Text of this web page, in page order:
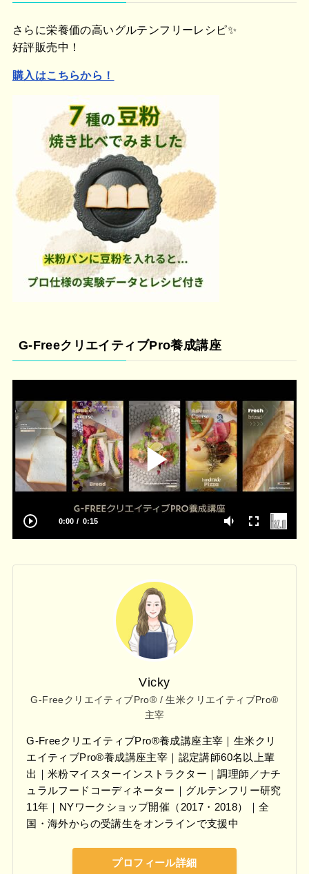
さらに栄養価の高いグルテンフリーレシピ✨
好評販売中！
購入はこちらから！
G-FreeクリエイティブPro養成講座
0:00 0:15
Vicky
G-FreeクリエイティブPro® / 生米クリエイティブPro®
主宰
G-FreeクリエイティブPro®養成講座主宰｜生米クリ
エイティブPro®養成講座主宰｜認定講師60名以上輩
出｜米粉マイスターインストラクター｜調理師／ナチ
ュラルフードコーディネーター｜グルテンフリー研究
11年｜NYワークショップ開催（2017・2018）｜全
国・海外からの受講生をオンラインで支援中
プロフィール詳細